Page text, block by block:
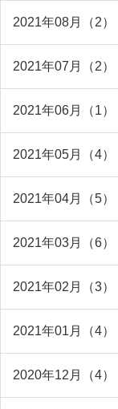
2021年08月（2）
2021年07月（2）
2021年06月（1）
2021年05月（4）
2021年04月（5）
2021年03月（6）
2021年02月（3）
2021年01月（4）
2020年12月（4）